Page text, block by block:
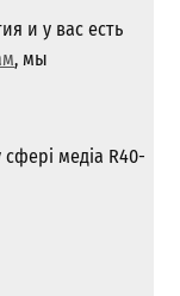
и у вас есть
, мы
медіа R40-